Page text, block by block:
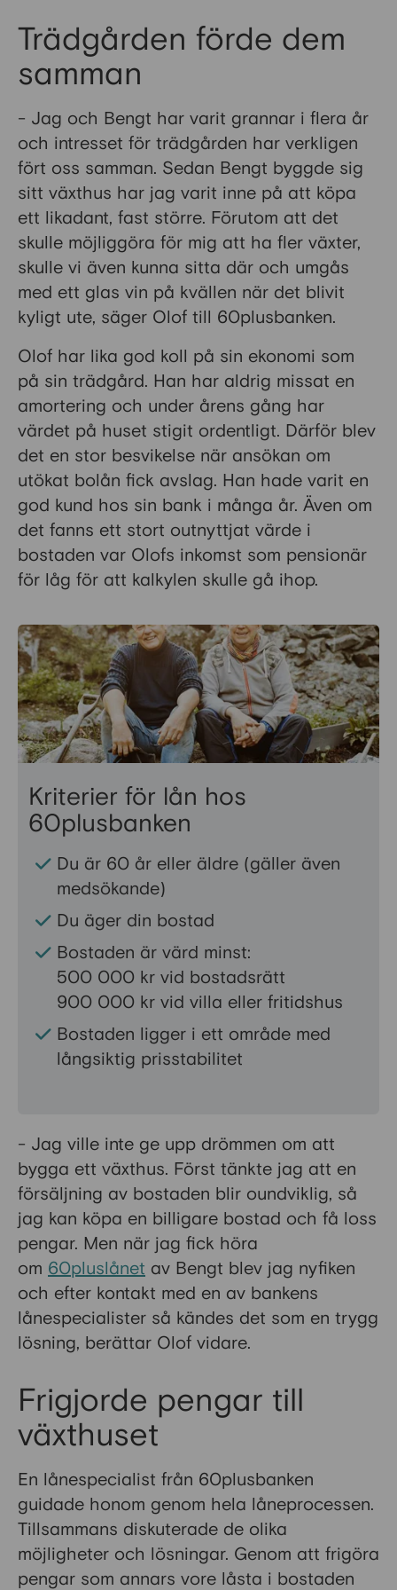
Trädgården förde dem
samman
- Jag och Bengt har varit grannar i flera år
och intresset för trädgården har verkligen
fört oss samman. Sedan Bengt byggde sig
sitt växthus har jag varit inne på att köpa
ett likadant, fast större. Förutom att det
skulle möjliggöra för mig att ha fler växter,
skulle vi även kunna sitta där och umgås
med ett glas vin på kvällen när det blivit
kyligt ute, säger Olof till 60plusbanken.
Olof har lika god koll på sin ekonomi som
på sin trädgård. Han har aldrig missat en
amortering och under årens gång har
värdet på huset stigit ordentligt. Därför blev
det en stor besvikelse när ansökan om
utökat bolån fick avslag. Han hade varit en
god kund hos sin bank i många år. Även om
det fanns ett stort outnyttjat värde i
bostaden var Olofs inkomst som pensionär
för låg för att kalkylen skulle gå ihop.
Kriterier för lån hos
60plusbanken
Du är 60 år eller äldre (gäller även
medsökande)
Du äger din bostad
Bostaden är värd minst:
500 000 kr vid bostadsrätt
900 000 kr vid villa eller fritidshus
Bostaden ligger i ett område med
långsiktig prisstabilitet
- Jag ville inte ge upp drömmen om att
bygga ett växthus. Först tänkte jag att en
försäljning av bostaden blir oundviklig, så
jag kan köpa en billigare bostad och få loss
pengar. Men när jag fick höra
om 60pluslånet av Bengt blev jag nyfiken
och efter kontakt med en av bankens
lånespecialister så kändes det som en trygg
lösning, berättar Olof vidare.
Frigjorde pengar till
växthuset
En lånespecialist från 60plusbanken
guidade honom genom hela låneprocessen.
Tillsammans diskuterade de olika
möjligheter och lösningar. Genom att frigöra
pengar som annars vore låsta i bostaden